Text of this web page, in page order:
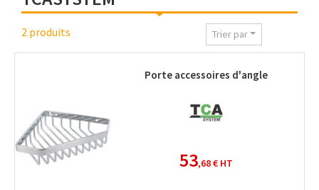
2 produits Trier par
Porte accessoires d'angle
53,68 €HT